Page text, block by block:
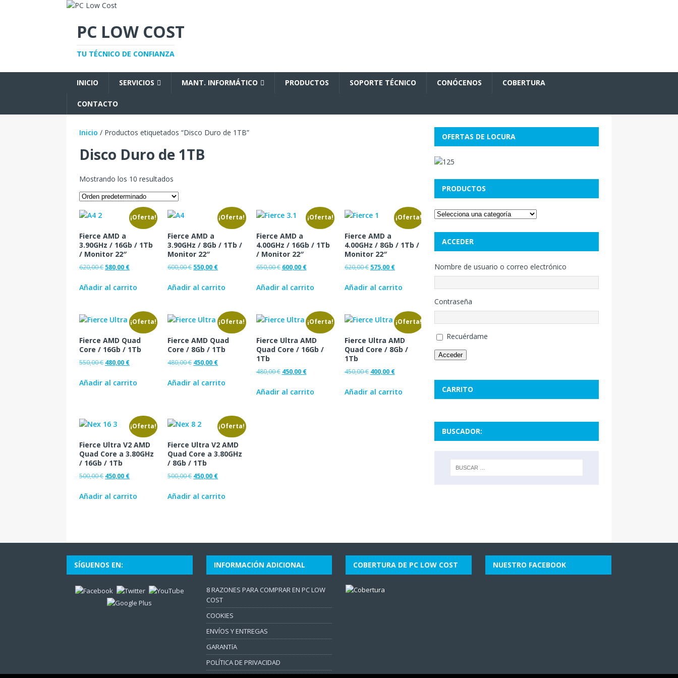
PC LOW COST
TU TÉCNICO DE CONFIANZA
INICIO SERVICIOS MANT. INFORMÁTICO PRODUCTOS SOPORTE TÉCNICO CONÓCENOS COBERTURA
CONTACTO
Inicio / Productos etiquetados “Disco Duro de 1TB”
Disco Duro de 1TB
Mostrando los 10 resultados
¡Oferta!
Fierce AMD a
3.90GHz / 16Gb / 1Tb
/ Monitor 22″
620,00€ 580,00 €
Añadir al carrito
¡Oferta!
Fierce AMD a
3.90GHz / 8Gb / 1Tb /
Monitor 22″
600,00€ 550,00 €
Añadir al carrito
¡Oferta!
Fierce AMD a
4.00GHz / 16Gb / 1Tb
/ Monitor 22″
650,00€ 600,00 €
Añadir al carrito
¡Oferta!
Fierce AMD a
4.00GHz / 8Gb / 1Tb /
Monitor 22″
620,00€ 575,00 €
Añadir al carrito
¡Oferta!
Fierce AMD Quad
Core / 16Gb / 1Tb
550,00€ 480,00 €
Añadir al carrito
¡Oferta!
Fierce AMD Quad
Core / 8Gb / 1Tb
480,00€ 450,00 €
Añadir al carrito
¡Oferta!
Fierce Ultra AMD
Quad Core / 16Gb /
1Tb
480,00€ 450,00 €
Añadir al carrito
¡Oferta!
Fierce Ultra AMD
Quad Core / 8Gb /
1Tb
450,00€ 400,00 €
Añadir al carrito
¡Oferta!
Fierce Ultra V2 AMD
Quad Core a 3.80GHz
/ 16Gb / 1Tb
500,00€ 450,00 €
Añadir al carrito
¡Oferta!
Fierce Ultra V2 AMD
Quad Core a 3.80GHz
/ 8Gb / 1Tb
500,00€ 450,00 €
Añadir al carrito
OFERTAS DE LOCURA
PRODUCTOS
ACCEDER
Nombre de usuario o correo electrónico
Contraseña
Recuérdame
Acceder
CARRITO
BUSCADOR:
SÍGUENOS EN: INFORMACIÓN ADICIONAL
8 RAZONES PARA COMPRAR EN PC LOW
COST
COOKIES
ENVÍOS Y ENTREGAS
GARANTíA
POLÍTICA DE PRIVACIDAD
COBERTURA DE PC LOW COST NUESTRO FACEBOOK